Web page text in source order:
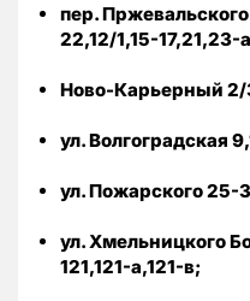
пер.
22,12/1,15-17,21,23-
Ново-Карьерный 2/
ул. Волгоградская
ул. Пожарского 25-
ул. Хмельницкого
121,121-а,121-в;